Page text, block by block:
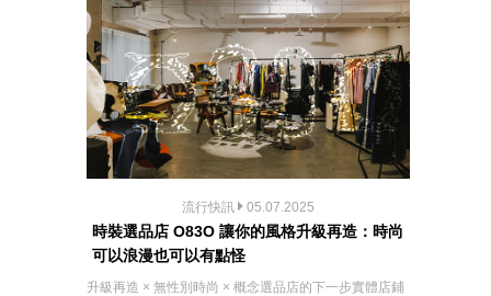
流行快訊 05.07.2025
時裝選品店 O83O 讓你的風格升級再造：時尚
可以浪漫也可以有點怪
升級再造 × 無性別時尚 × 概念選品店的下一步實體店鋪